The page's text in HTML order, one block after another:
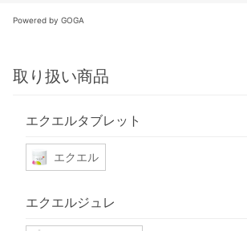
Powered by GOGA
取り扱い商品
エクエルタブレット
エクエル
エクエルジュレ